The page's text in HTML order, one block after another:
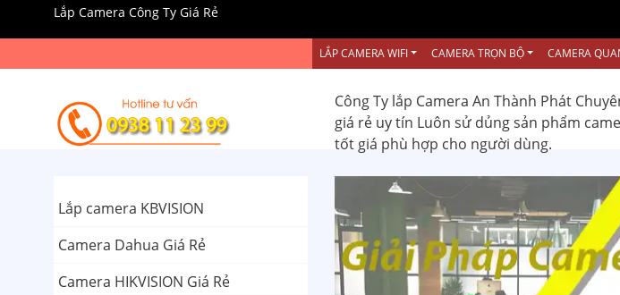
Lắp Camera Công Ty Giá Rẻ
LẮP CAMERA WIFI CAMERA TRỌN BỘ CAMERA
Công Ty lắp Camera An Thành Phát
giá rẻ uy tín Luôn sử dủng sản phẩm
tốt giá phù hợp cho người dùng.
Lắp camera KBVISION
Camera Dahua Giá Rẻ
Camera HIKVISION Giá Rẻ